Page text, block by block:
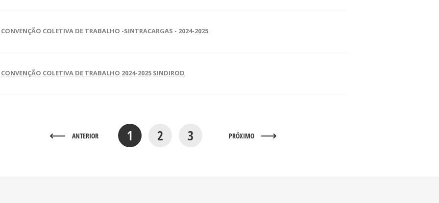
CONVENÇÃO COLETIVA DE TRABALHO -SINTRACARGAS - 2024-2025
CONVENÇÃO COLETIVA DE TRABALHO 2024-2025 SINDIROD
ANTERIOR 1 2 3 PRÓXIMO